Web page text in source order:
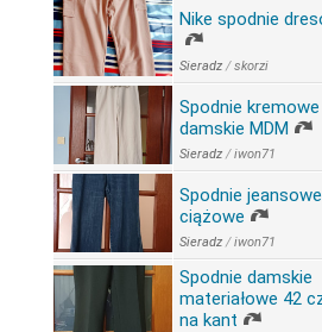
Nike spodnie
Sieradz /skorzi
Spodnie kremowe
damskie MDM
Sieradz /iwon71
Spodnie jeansowe
ciążowe
Sieradz /iwon71
Spodnie damskie
materiałowe 42
na kant